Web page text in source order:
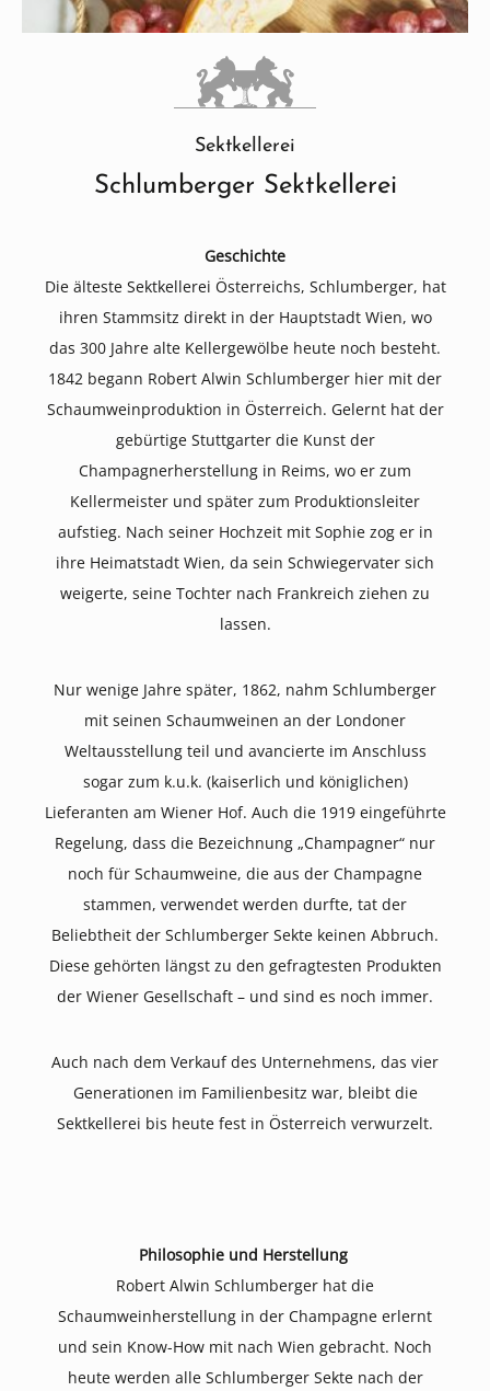
Sektkellerei
Schlumberger Sektkellerei
Geschichte
Die älteste Sektkellerei Österreichs, Schlumberger, hat
ihren Stammsitz direkt in der Hauptstadt Wien, wo
das 300 Jahre alte Kellergewölbe heute noch besteht.
1842 begann Robert Alwin Schlumberger hier mit der
Schaumweinproduktion in Österreich. Gelernt hat der
gebürtige Stuttgarter die Kunst der
Champagnerherstellung in Reims, wo er zum
Kellermeister und später zum Produktionsleiter
aufstieg. Nach seiner Hochzeit mit Sophie zog er in
ihre Heimatstadt Wien, da sein Schwiegervater sich
weigerte, seine Tochter nach Frankreich ziehen zu
lassen.
Nur wenige Jahre später, 1862, nahm Schlumberger
mit seinen Schaumweinen an der Londoner
Weltausstellung teil und avancierte im Anschluss
sogar zum k.u.k. (kaiserlich und königlichen)
Lieferanten am Wiener Hof. Auch die 1919 eingeführte
Regelung, dass die Bezeichnung „Champagner“ nur
noch für Schaumweine, die aus der Champagne
stammen, verwendet werden durfte, tat der
Beliebtheit der Schlumberger Sekte keinen Abbruch.
Diese gehörten längst zu den gefragtesten Produkten
der Wiener Gesellschaft – und sind es noch immer.
Auch nach dem Verkauf des Unternehmens, das vier
Generationen im Familienbesitz war, bleibt die
Sektkellerei bis heute fest in Österreich verwurzelt.
Philosophie und Herstellung
Robert Alwin Schlumberger hat die
Schaumweinherstellung in der Champagne erlernt
und sein Know-How mit nach Wien gebracht. Noch
heute werden alle Schlumberger Sekte nach der